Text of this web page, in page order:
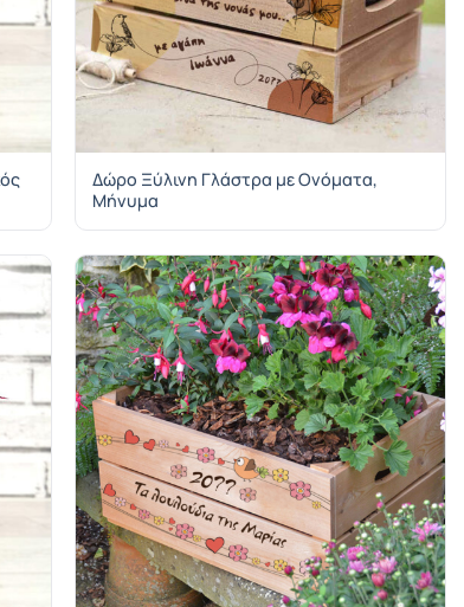
Δώρο Ξύλινη Γλάστρα με Ονόματα,
Μήνυμα